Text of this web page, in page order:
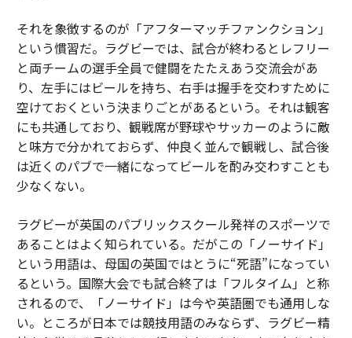
それを象徴するのが「アフターマッチファンクション」
という慣習だ。ラグビーでは、試合が終わるとレフリー
と両チームの選手全員で健闘をたたえあう交流会があ
り、左手にはビールを持ち、右手は握手を交わすために
空けておくという決まりごとがあるという。それは観客
にも共通しており、観戦席が野球やサッカーのように敵
と味方で分かれておらず、仲良く並んで観戦し、試合後
は近くのパブで一緒になってビールを酌み交わすことも
少なくない。
ラグビーが英国のパブリックスクール発祥のスポーツで
あることはよく知られている。だがこの「ノーサイド」
という用語は、母国の英国ではとうに“死語”になってい
るという。国際大会でも試合終了は「フルタイム」と称
されるので、「ノーサイド」は今や英語圏でも通用しな
い。ところが日本では競技用語のみならず、ラグビー精